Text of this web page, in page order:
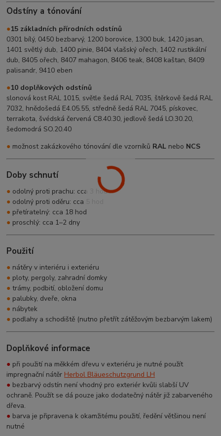
Odstíny a tónování
●15 základních přírodních odstínů
0301 bílý, 0450 bezbarvý, 1200 borovice, 1300 buk, 1420 jasan,
1401 světlý dub, 1400 pinie, 8404 vlašský ořech, 1402 rustikální
dub, 8405 ořech, 8407 mahagon, 8406 teak, 8408 kaštan, 8409
palisandr, 9410 eben
●10 doplňkových odstínů
slonová kost RAL 1015, světle šedá RAL 7035, štěrkově šedá RAL
7032, hnědošedá E4.05.55, středně šedá RAL 7045, pískovec,
terrakota, švédská červená C8.40.30, jedlově šedá LO.30.20,
šedomodrá SO.20.40
● možnost zakázkového tónování dle vzorníků RAL nebo NCS
Doby schnutí
● odolný proti prachu: cca 3 hod
● odolný proti oděru: cca 5 hod
● přetíratelný: cca 18 hod
● proschlý: cca 1–2 dny
Použití
● nátěry v interiéru i exteriéru
● ploty, pergoly, zahradní domky
● trámy, podbití, obložení domu
● palubky, dveře, okna
● nábytek
● podlahy a schodiště (nutno přetřít zátěžovým bezbarvým lakem)
Doplňkové informace
● při použití na měkkém dřevu v exteriéru je nutné použít
impregnační nátěr Herbol Bläueschutzgrund LH
● bezbarvý odstín není vhodný pro exteriér kvůli slabší UV
ochraně. Použít se dá pouze jako dodatečný nátěr již zabarveného
dřeva.
● barva je připravena k okamžitému použití, ředění většinou není
nutné